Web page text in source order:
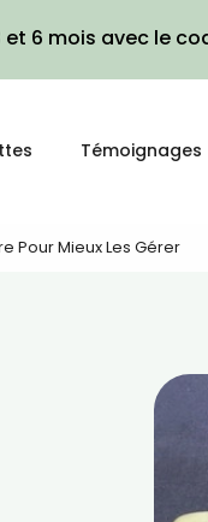
et 6 mois avec le
Témoignages
Pour Mieux Les Gérer